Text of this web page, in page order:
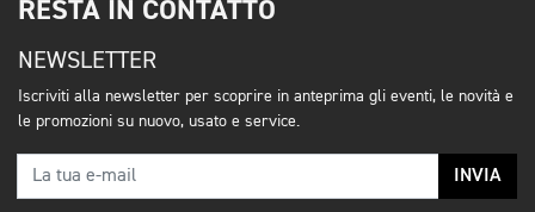
RESTA IN CONTATTO
NEWSLETTER
Iscriviti alla newsletter per scoprire in anteprima gli eventi, le novità e
le promozioni su nuovo, usato e service.
INVIA